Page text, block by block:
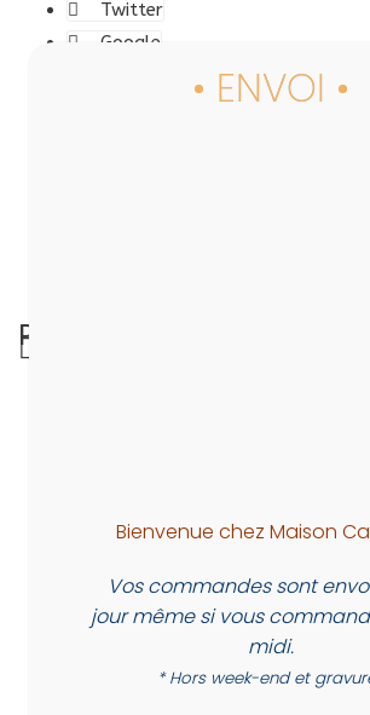
Twitter
Google
PRÉC.
Bienvenue chez Maison
Vos commandes sont
jour même si vous
midi.
* Hors week-end et